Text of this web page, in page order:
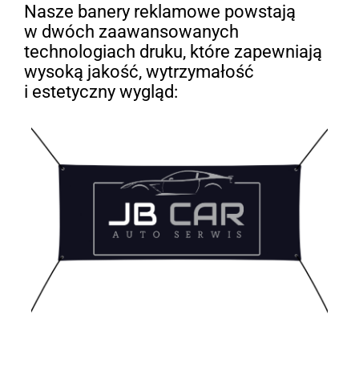
Nasze banery reklamowe powstają
w dwóch zaawansowanych
technologiach druku, które zapewniają
wysoką jakość, wytrzymałość
i estetyczny wygląd: